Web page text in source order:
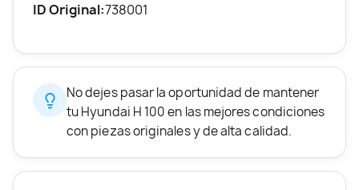
ID Original:738001
No dejes pasar la oportunidad de mantener
tu Hyundai H 100 en las mejores condiciones
con piezas originales y de alta calidad.